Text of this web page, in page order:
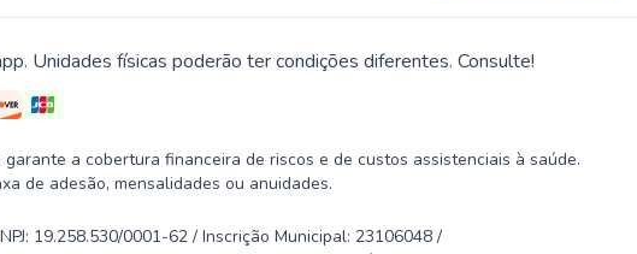
Unidades físicas poderão ter condições diferentes. Consulte!
a cobertura financeira de riscos e de custos assistenciais à saúde.
de adesão, mensalidades ou anuidades.
19.258.530/0001-62 / Inscrição Municipal: 23106048 /